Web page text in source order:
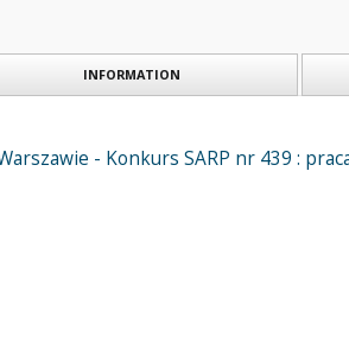
INFORMATION
- Konkurs SARP nr 439 :